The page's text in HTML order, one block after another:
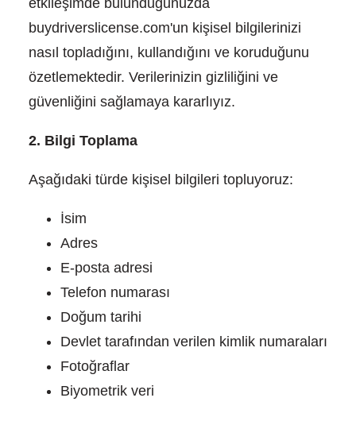
etkileşimde bulunduğunuzda
buydriverslicense.com'un kişisel bilgilerinizi
nasıl topladığını, kullandığını ve koruduğunu
özetlemektedir. Verilerinizin gizliliğini ve
güvenliğini sağlamaya kararlıyız.
2. Bilgi Toplama
Aşağıdaki türde kişisel bilgileri topluyoruz:
İsim
Adres
E-posta adresi
Telefon numarası
Doğum tarihi
Devlet tarafından verilen kimlik numaraları
Fotoğraflar
Biyometrik veri